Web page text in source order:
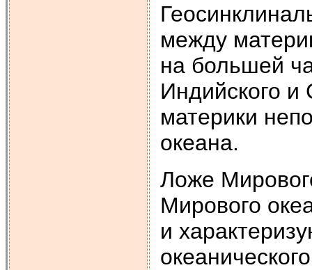
между
на большей
Индийского и
материки
океана.
Ложе
Мирового
и